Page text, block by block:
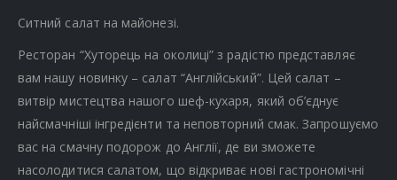
Ситний салат на майонезі.
Ресторан “Хуторець на околиці” з радістю представляє
вам нашу новинку – салат “Англійський”. Цей салат –
витвір мистецтва нашого шеф-кухаря, який об’єднує
найсмачніші інгредієнти та неповторний смак. Запрошуємо
вас на смачну подорож до Англії, де ви зможете
насолодитися салатом, що відкриває нові гастрономічні